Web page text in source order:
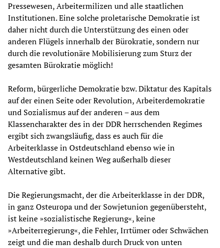
Pressewesen, Arbeitermilizen und alle staatlichen
Institutionen. Eine solche proletarische Demokratie ist
daher nicht durch die Unterstützung des einen oder
anderen Flügels innerhalb der Bürokratie, sondern nur
durch die revolutionäre Mobilisierung zum Sturz der
gesamten Bürokratie möglich!
Reform, bürgerliche Demokratie bzw. Diktatur des Kapitals
auf der einen Seite oder Revolution, Arbeiterdemokratie
und Sozialismus auf der anderen – aus dem
Klassencharakter des in der DDR herrschenden Regimes
ergibt sich zwangsläufig, dass es auch für die
Arbeiterklasse in Ostdeutschland ebenso wie in
Westdeutschland keinen Weg außerhalb dieser
Alternative gibt.
Die Regierungsmacht, der die Arbeiterklasse in der DDR,
in ganz Osteuropa und der Sowjetunion gegenübersteht,
ist keine »sozialistische Regierung«, keine
»Arbeiterregierung«, die Fehler, Irrtümer oder Schwächen
zeigt und die man deshalb durch Druck von unten